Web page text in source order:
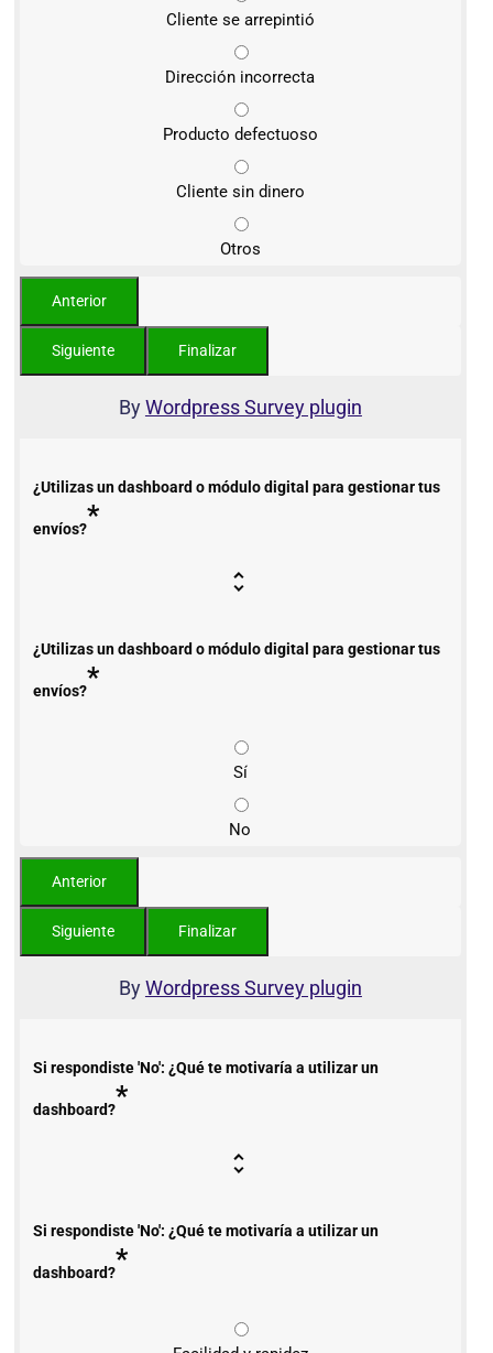
Cliente se arrepintió
Dirección incorrecta
Producto defectuoso
Cliente sin dinero
Otros
ByWordpress Survey plugin
¿Utilizas un dashboard o módulo digital para gestionar tus
envíos?*
¿Utilizas un dashboard o módulo digital para gestionar tus
envíos?*
Sí
No
ByWordpress Survey plugin
Si respondiste 'No': ¿Qué te motivaría a utilizar un
dashboard?*
Si respondiste 'No': ¿Qué te motivaría a utilizar un
dashboard?*